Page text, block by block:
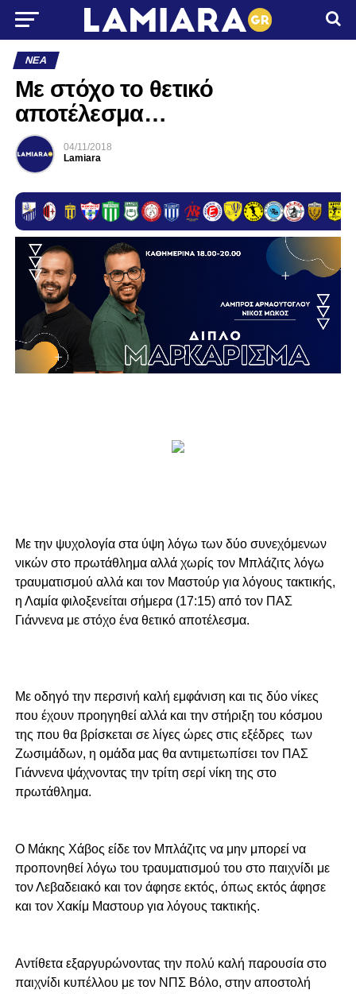
ΝΈΑ
Με στόχο το θετικό
αποτέλεσμα…
04/11/2018
Lamiara
Με την ψυχολογία στα ύψη λόγω των δύο συνεχόμενων
νικών στο πρωτάθλημα αλλά χωρίς τον Μπλάζιτς λόγω
τραυματισμού αλλά και τον Μαστούρ για λόγους τακτικής,
η Λαμία φιλοξενείται σήμερα (17:15) από τον ΠΑΣ
Γιάννενα με στόχο ένα θετικό αποτέλεσμα.
Με οδηγό την περσινή καλή εμφάνιση και τις δύο νίκες
που έχουν προηγηθεί αλλά και την στήριξη του κόσμου
της που θα βρίσκεται σε λίγες ώρες στις εξέδρες των
Ζωσιμάδων, η ομάδα μας θα αντιμετωπίσει τον ΠΑΣ
Γιάννενα ψάχνοντας την τρίτη σερί νίκη της στο
πρωτάθλημα.
Ο Μάκης Χάβος είδε τον Μπλάζιτς να μην μπορεί να
προπονηθεί λόγω του τραυματισμού του στο παιχνίδι με
τον Λεβαδειακό και τον άφησε εκτός, όπως εκτός άφησε
και τον Χακίμ Μαστουρ για λόγους τακτικής.
Αντίθετα εξαργυρώνοντας την πολύ καλή παρουσία στο
παιχνίδι κυπέλλου με τον ΝΠΣ Βόλο, στην αποστολή